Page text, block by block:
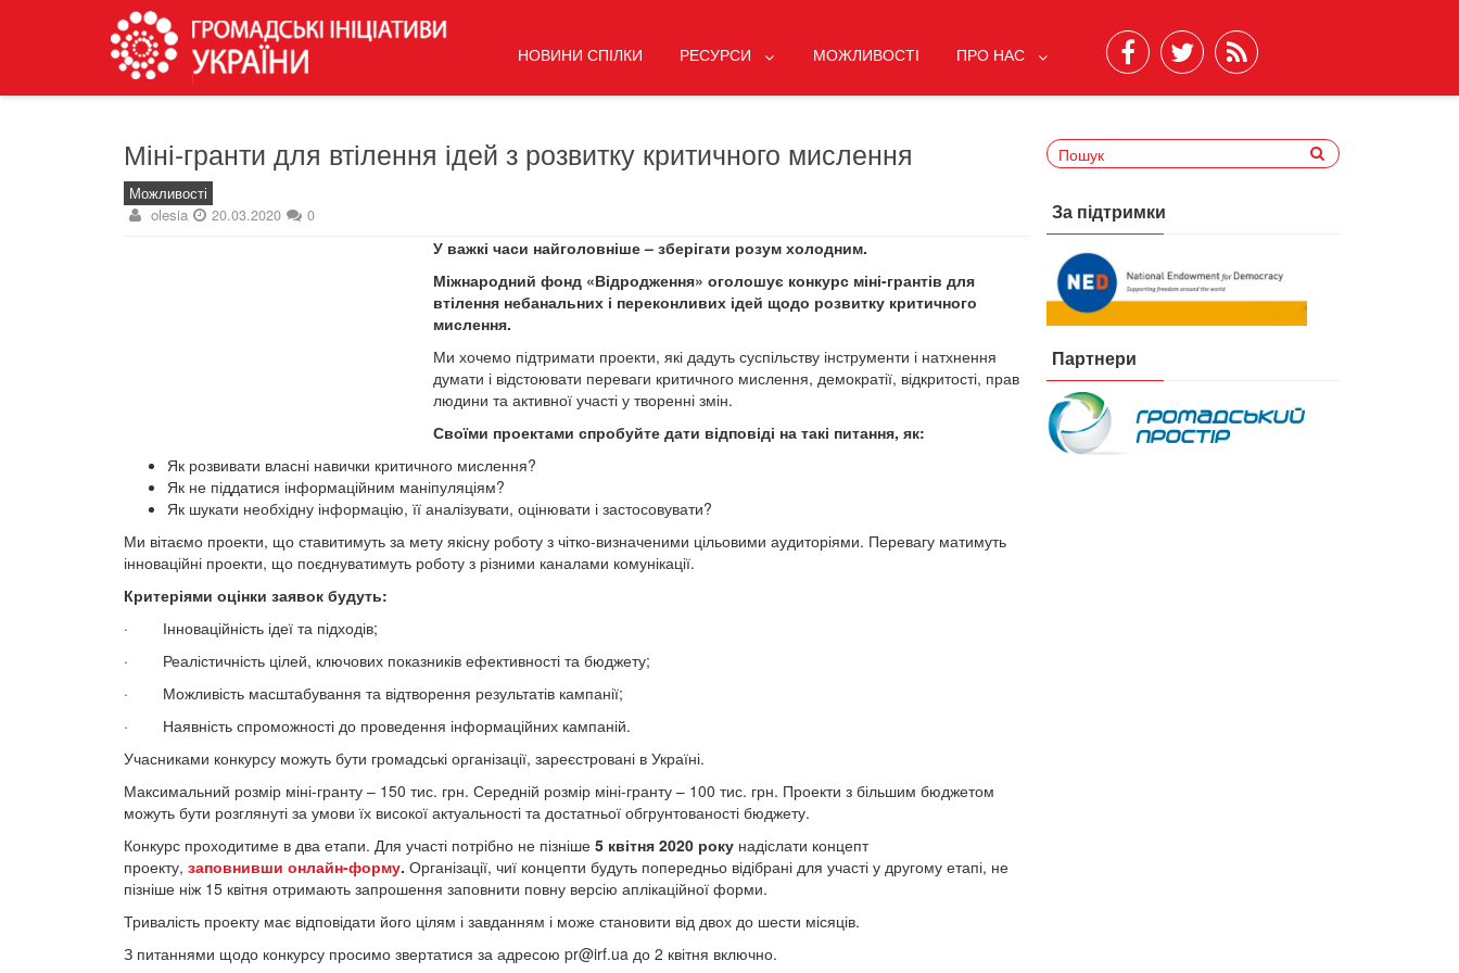
НОВИНИ СПІЛКИ РЕСУРСИ МОЖЛИВОСТІ ПРО НАС
Міні-гранти для втілення ідей з розвитку критичного мислення
Можливості
olesia 20.03.2020 0
У важкі часи найголовніше – зберігати розум холодним.
Міжнародний фонд «Відродження» оголошує конкурс міні-грантів для
втілення небанальних і переконливих ідей щодо розвитку критичного
мислення.
Ми хочемо підтримати проекти, які дадуть суспільству інструменти і натхнення
думати і відстоювати переваги критичного мислення, демократії, відкритості, прав
людини та активної участі у творенні змін.
Своїми проектами спробуйте дати відповіді на такі питання, як:
Як розвивати власні навички критичного мислення?
Як не піддатися інформаційним маніпуляціям?
Як шукати необхідну інформацію, її аналізувати, оцінювати і застосовувати?
Ми вітаємо проекти, що ставитимуть за мету якісну роботу з чітко-визначеними цільовими аудиторіями. Перевагу матимуть
інноваційні проекти, що поєднуватимуть роботу з різними каналами комунікації.
Критеріями оцінки заявок будуть:
· Інноваційність ідеї та підходів;
· Реалістичність цілей, ключових показників ефективності та бюджету;
· Можливість масштабування та відтворення результатів кампанії;
· Наявність спроможності до проведення інформаційних кампаній.
Учасниками конкурсу можуть бути громадські організації, зареєстровані в Україні.
Максимальний розмір міні-гранту – 150 тис. грн. Середній розмір міні-гранту – 100 тис. грн. Проекти з більшим бюджетом
можуть бути розглянуті за умови їх високої актуальності та достатньої обгрунтованості бюджету.
Конкурс проходитиме в два етапи. Для участі потрібно не пізніше 5 квітня 2020 року надіслати концепт
проекту, заповнивши онлайн-форму. Організації, чиї концепти будуть попередньо відібрані для участі у другому етапі, не
пізніше ніж 15 квітня отримають запрошення заповнити повну версію аплікаційної форми.
Тривалість проекту має відповідати його цілям і завданням і може становити від двох до шести місяців.
З питаннями щодо конкурсу просимо звертатися за адресою pr@irf.ua до 2 квітня включно.
За підтримки
Партнери